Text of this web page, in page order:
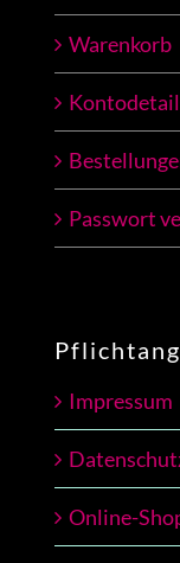
Warenkorb
Passwort
Impressum
Online-